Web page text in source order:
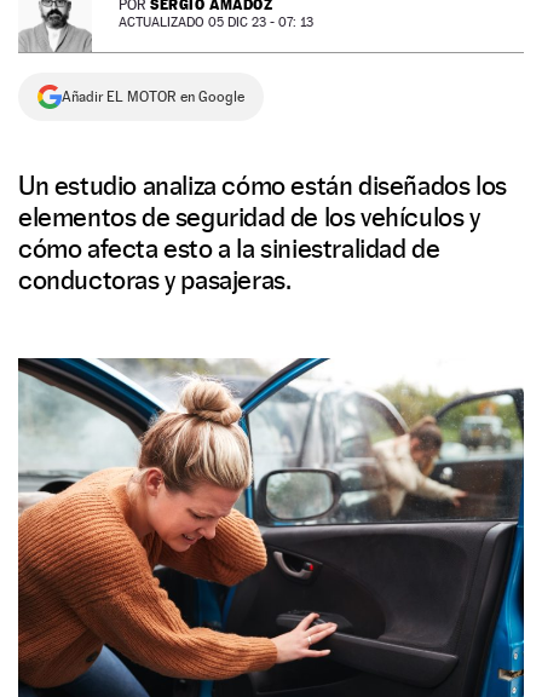
NEWSLETTER
SÍGUENOS
POR SERGIO AMADOZ
ACTUALIZADO 05 DIC 23 - 07: 13
Añadir EL MOTOR en Google
Un estudio analiza cómo están diseñados los
elementos de seguridad de los vehículos y
cómo afecta esto a la siniestralidad de
conductoras y pasajeras.